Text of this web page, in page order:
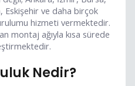
Eskişehir ve daha birçok
hizmeti vermektedir.
montaj ağıyla kısa sürede
Nedir?